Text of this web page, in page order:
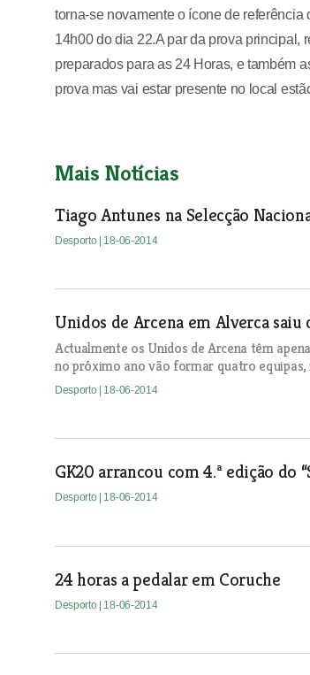
torna-se novamente o ícone de
14h00 do dia 22.A par da prova principal,
preparados para as 24 Horas, e também
prova mas vai estar presente no local
Mais Notícias
Tiago Antunes na Selecção
Desporto | 18-06-2014
Unidos de Arcena em Alverca
Actualmente os Unidos de Arcena têm
no próximo ano vão formar quatro equipas,
Desporto | 18-06-2014
GK20 arrancou com 4.ª edição do
Desporto | 18-06-2014
24 horas a pedalar em Coruche
Desporto | 18-06-2014